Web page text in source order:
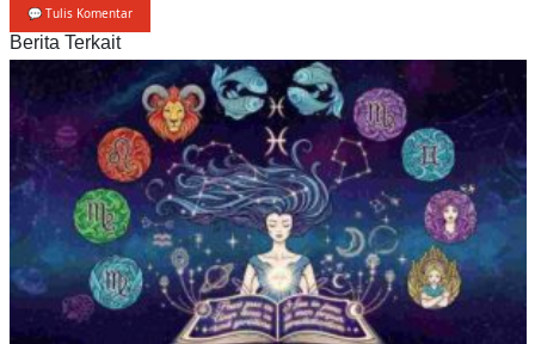
💬 Tulis Komentar
Berita Terkait